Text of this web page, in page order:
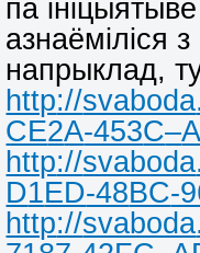
па
азнаёміліся
напрыклад,
http://svaboda
CE2A-453C–
http://svaboda
D1ED-48BC-
http://svaboda